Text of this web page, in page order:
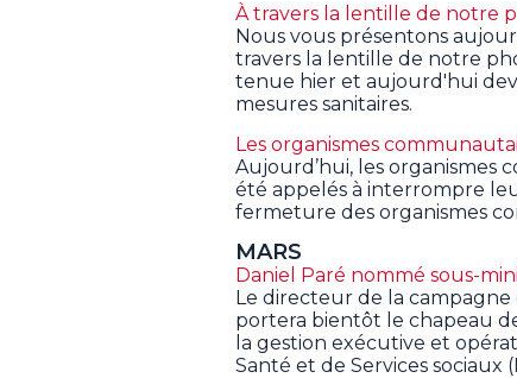
À travers la lentille de notre
Nous vous présentons
travers la lentille de notre
tenue hier et aujourd'hui
mesures sanitaires.
Les organismes
Aujourd’hui, les organismes
été appelés à interrompre
fermeture des organismes
MARS
Daniel Paré nommé sous-
Le directeur de la campagne
portera bientôt le chapeau
la gestion exécutive et
Santé et de Services sociaux